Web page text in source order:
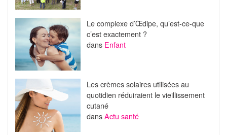
Le complexe d’Œdipe, qu’est-ce-que
c’est exactement ?
dans Enfant
Les crèmes solaires utilisées au
quotidien réduiraient le vieillissement
cutané
dansActu santé